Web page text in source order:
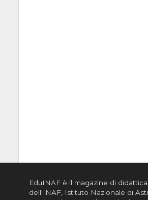
EduINAF è il magazine di
dell'INAF, Istituto Nazionale di